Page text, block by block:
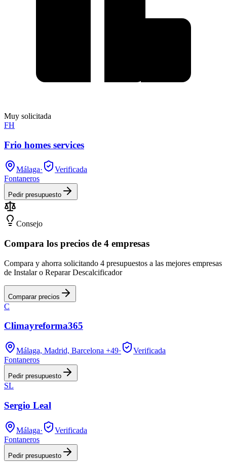
Muy solicitada
FH
Frio homes services
Málaga·
Verificada
Fontaneros
Pedir presupuesto
Consejo
Compara los precios de 4 empresas
Compara y ahorra solicitando 4 presupuestos a las mejores empresas
de Instalar o Reparar Descalcificador
Comparar precios
C
Climayreforma365
Málaga, Madrid, Barcelona +49·
Verificada
Fontaneros
Pedir presupuesto
SL
Sergio Leal
Málaga·
Verificada
Fontaneros
Pedir presupuesto